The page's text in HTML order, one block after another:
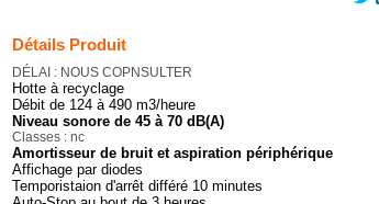
Détails Produit
DÉLAI : NOUS COPNSULTER
Hotte à recyclage
Débit de 124 à 490 m3/heure
Niveau sonore de 45 à 70 dB(A)
Classes : nc
Amortisseur de bruit et aspiration périphérique
Affichage par diodes
Temporistaion d'arrêt différé 10 minutes